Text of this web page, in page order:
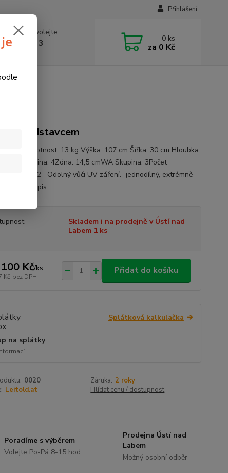
Přihlášení
si rady? Zavolejte.
0 ks
za 0 Kč
s podstavcem
kamzík Hmotnost: 13 kg Výška: 107 cm Šířka: 30 cm Hloubka:
IFAA skupina: 4Zóna: 14,5 cmWA Skupina: 3Počet
zón: 2 Odolný vůči UV záření.- jednodílný, extrémně
celý popis
Skladem i na prodejně v Ústí nad
Labem 1 ks
Kč/ks
Kč bez DPH
Přidat do košíku
Splátková kalkulačka
na splátky
0020 Záruka: 2 roky
Leitold.at Hlídat cenu / dostupnost
Poradíme s výběrem
Volejte Po-Pá 8-15 hod.
Prodejna Ústí nad
Labem
Možný osobní odběr